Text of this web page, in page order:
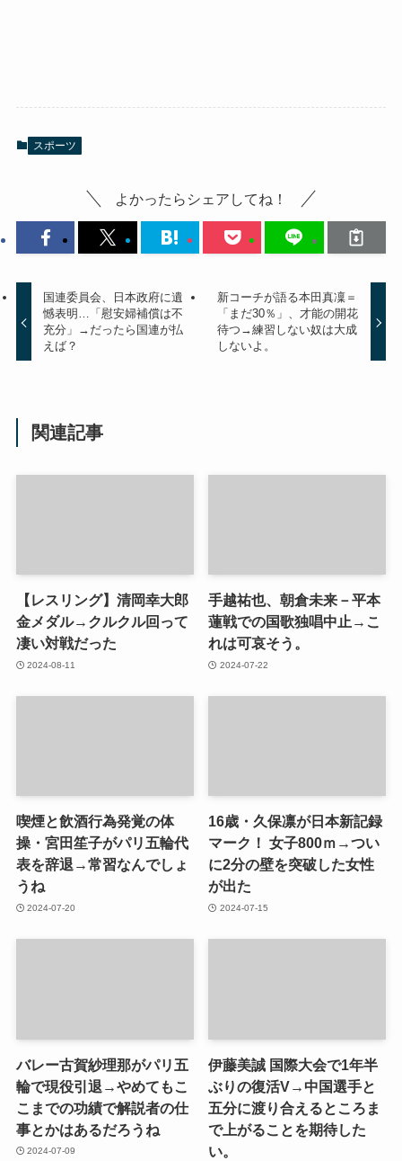
スポーツ
よかったらシェアしてね！
国連委員会、日本政府に遺
憾表明…「慰安婦補償は不
充分」→だったら国連が払
えば？
新コーチが語る本田真凜＝
「まだ30％」、才能の開花
待つ→練習しない奴は大成
しないよ。
関連記事
【レスリング】清岡幸大郎
金メダル→クルクル回って
凄い対戦だった
2024-08-11
手越祐也、朝倉未来－平本
蓮戦での国歌独唱中止→こ
れは可哀そう。
2024-07-22
喫煙と飲酒行為発覚の体
操・宮田笙子がパリ五輪代
表を辞退→常習なんでしょ
うね
2024-07-20
16歳・久保凛が日本新記録
マーク！ 女子800ｍ→つい
に2分の壁を突破した女性
が出た
2024-07-15
バレー古賀紗理那がパリ五
輪で現役引退→やめてもこ
こまでの功績で解説者の仕
事とかはあるだろうね
2024-07-09
伊藤美誠 国際大会で1年半
ぶりの復活V→中国選手と
五分に渡り合えるところま
で上がることを期待した
い。